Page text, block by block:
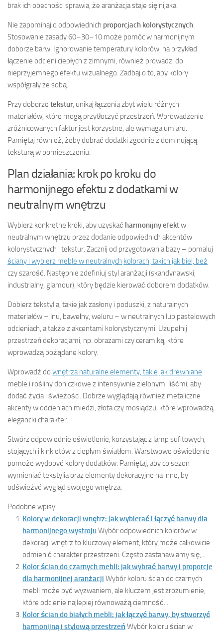
brak ich obecności sprawia, że aranżacja staje się nijaka.
Nie zapominaj o odpowiednich proporcjach kolorystycznych
Stosowanie zasady 60–30–10 może pomóc w harmonijnym
doborze barw. Ignorowanie temperatury kolorów, na przykład
łączenie odcieni ciepłych z zimnymi, również prowadzi do
nieprzyjemnego efektu wizualnego. Zadbaj o to, aby kolory
współgrały ze sobą.
Przy doborze tekstur, unikaj łączenia zbyt wielu różnych
materiałów, które mogą przytłoczyć przestrzeń. Wprowadzenie
zróżnicowanych faktur jest korzystne, ale wymaga umiaru.
Pamiętaj również, żeby dobrać dodatki zgodnie z dominującą
teksturą w pomieszczeniu.
Plan działania: krok po kroku do
harmonijnego efektu z dodatkami w
neutralnym wnętrzu
Wybierz konkretne kroki, aby uzyskać harmonijny efektw
neutralnym wnętrzu przez dodanie odpowiednich akcentów
kolorystycznych i tekstur. Zacznij od przygotowania bazy – pomaluj
ściany i wybierz meble w neutralnych kolorach, takich jak biel, beż
czy szarość. Następnie zdefiniuj styl aranżacji (skandynawski,
industrialny, glamour), który będzie kierować doborem dodatków.
Dobierz tekstylia, takie jak zasłony i poduszki, z naturalnych
materiałów – lnu, bawełny, weluru – w neutralnych lub pastelowych
odcieniach, a także z akcentami kolorystycznymi. Uzupełnij
przestrzeń dekoracjami, np. obrazami czy ceramiką, które
wprowadzą pożądane kolory.
Wprowadź do wnętrza naturalne elementy, takie jak drewniane
meble i rośliny doniczkowe z intensywnie zielonymi liśćmi, aby
dodać życia i świeżości. Dobrze wyglądają również metaliczne
akcenty w odcieniach miedzi, złota czy mosiądzu, które wprowadzą
elegancki charakter.
Stwórz odpowiednie oświetlenie, korzystając z lamp sufitowych,
stojących i kinkietów z ciepłym światłem. Warstwowe oświetlenie
pomoże wydobyć kolory dodatków. Pamiętaj, aby co sezon
wymieniać tekstylia oraz elementy dekoracyjne na inne, by
odświeżyć wygląd swojego wnętrza.
Podobne wpisy:
Kolory w dekoracji wnętrz: Jak wybierać i łączyć barwy dla
harmonijnego wystrojuWybór odpowiednich kolorów w
dekoracji wnętrz to kluczowy element, który może całkowicie
odmienić charakter przestrzeni. Często zastanawiamy się,...
Kolor ścian do czarnych mebli: jak wybrać barwy i proporcje
dla harmonijnej aranżacji Wybór koloru ścian do czarnych
mebli może być wyzwaniem, ale kluczem jest zrozumienie,
które odcienie najlepiej równoważą ciemność...
Kolor ścian do białych mebli: jak łączyć barwy, by stworzyć
harmonijną i stylową przestrzeńWybór koloru ścian w